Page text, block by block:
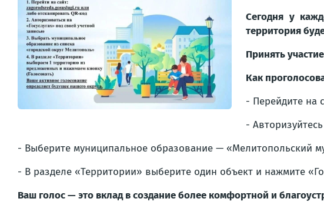
Сегодня у
территория
Принять
Как
- Перейдите на
-
- Выберите муниципальное образование — «Мелитопольский
- В разделе «Территории» выберите один объект и нажмите
Ваш голос — это вклад в создание более комфортной и